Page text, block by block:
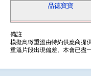
品德寶寶
備註
模擬鳥瞰重溫由特約供應商提
重溫片段出現偏差。本會已盡